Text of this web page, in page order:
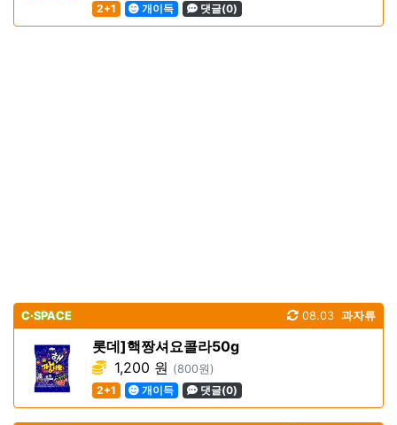
2+1
개이득 댓글(0)
C·SPACE 과자류
08.03
롯데]핵짱셔요콜라50g
1,200 원 (800원)
2+1
개이득 댓글(0)